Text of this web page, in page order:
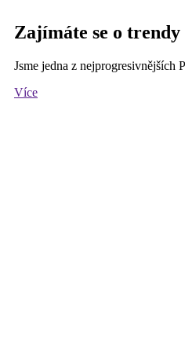
Zajímáte se o trendy
Jsme jedna z nejprogresivnějších
Více